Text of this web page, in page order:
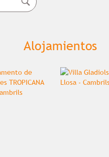
Alojamientos